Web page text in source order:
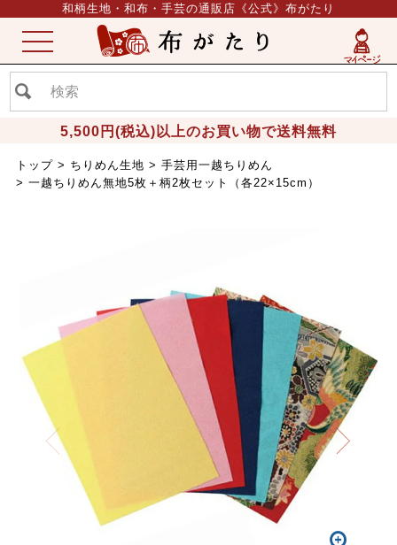
和柄生地・和布・手芸の通販店《公式》布がたり
5,500円(税込)以上のお買い物で送料無料
ME
NU
トップ ちりめん生地
手芸用一越ちりめん
一越ちりめん無地5枚＋柄2枚セット（各22×15cm）